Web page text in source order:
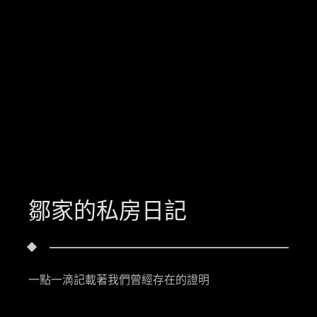
鄒家的私房日記
一點一滴記載著我們曾經存在的證明